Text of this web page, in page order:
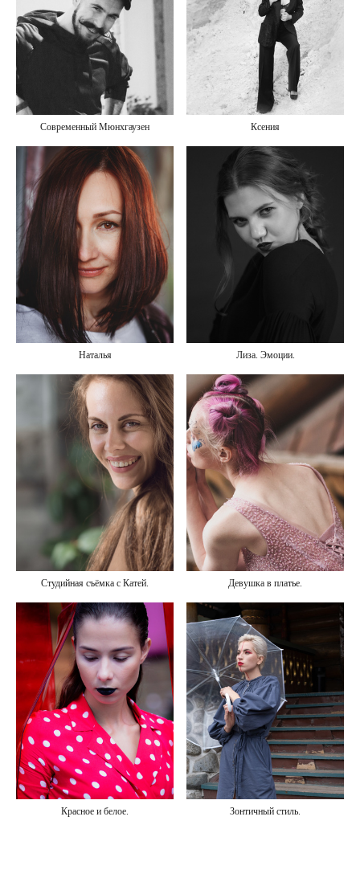
Современный Мюнхгаузен Ксения
Наталья Лиза. Эмоции.
Студийная съёмка с Катей. Девушка в платье.
Красное и белое. Зонтичный стиль.